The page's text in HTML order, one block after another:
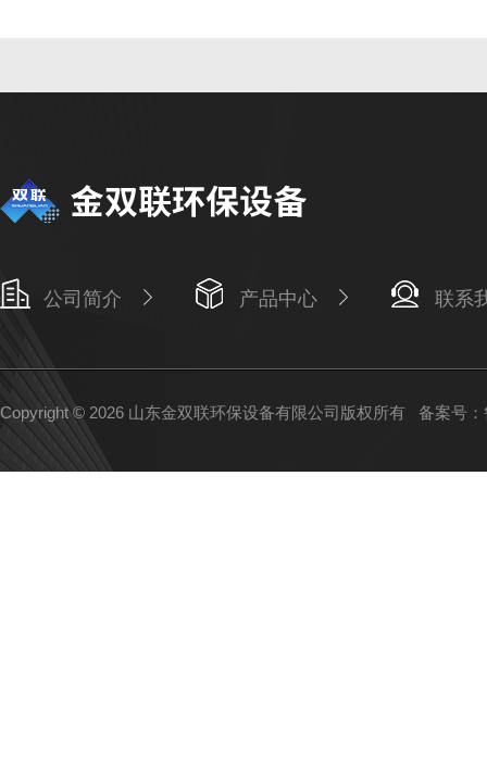
公司简介 产品中心 联系
Copyright © 2026 山东金双联环保设备有限公司版权所有 备案号